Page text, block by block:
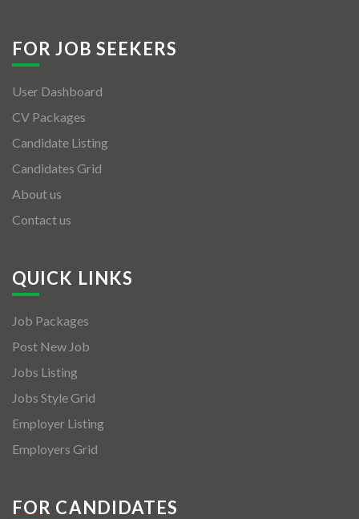
FOR JOB SEEKERS
User Dashboard
CV Packages
Candidate Listing
Candidates Grid
About us
Contact us
QUICK LINKS
Job Packages
Post New Job
Jobs Listing
Jobs Style Grid
Employer Listing
Employers Grid
FOR CANDIDATES